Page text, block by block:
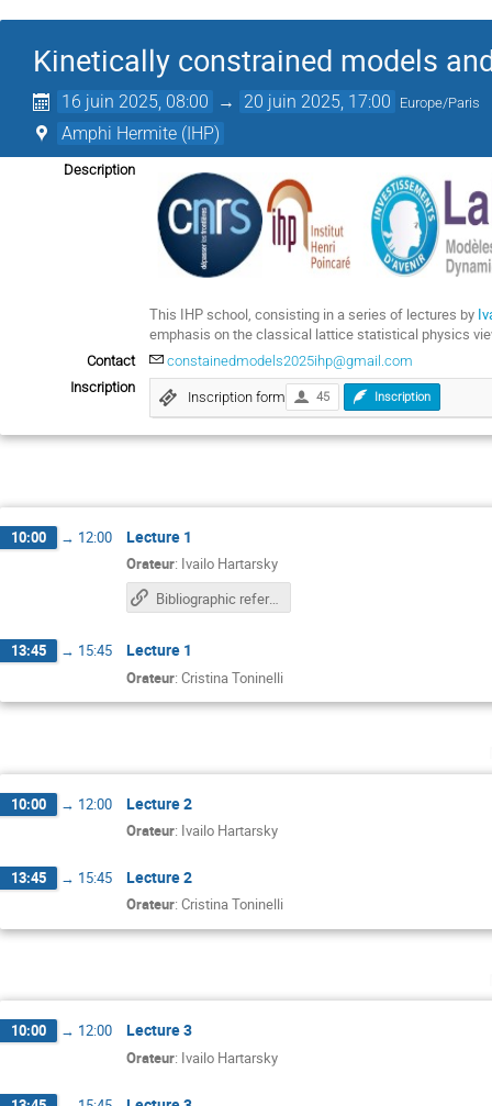
Kinetically constrained models
16 juin 2025, 08:00 → 20 juin 2025, 17:00 Europe/Paris
Amphi Hermite (IHP)
Description
This IHP school, consisting in a series of lectures by
emphasis on the classical lattice statistical physics
Contact
constainedmodels2025ihp@gmail.com
Inscription
Inscription form 45 Inscription
10:00 → 12:00 Lecture 1
Orateur: Ivailo Hartarsky
Bibliographic references
13:45 → 15:45 Lecture 1
Orateur: Cristina Toninelli
10:00 → 12:00 Lecture 2
Orateur: Ivailo Hartarsky
13:45 → 15:45 Lecture 2
Orateur: Cristina Toninelli
10:00 → 12:00 Lecture 3
Orateur: Ivailo Hartarsky